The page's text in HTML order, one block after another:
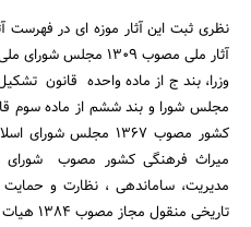
نظری ثبت این آثار موزه ای در فهرست
مجلس شورا و بند ششم از ماده سوم
میراث فرهنگی کشور مصوب شورای
مدیریت، ساماندهی ، نظارت و حمایت
تاریخی منقول مجاز مصوب 1384 هیات وزیران برشمرد.